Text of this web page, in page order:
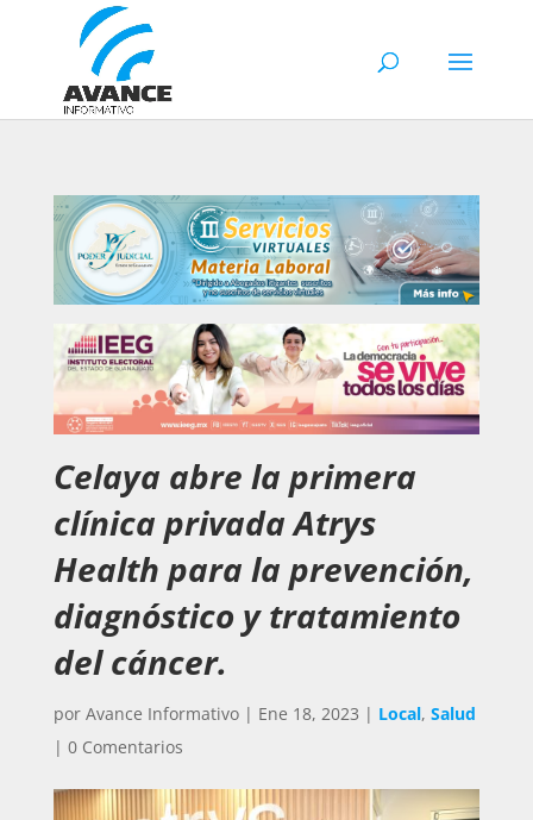
Celaya abre la primera
clínica privada Atrys
Health para la prevención,
diagnóstico y tratamiento
del cáncer.
por Avance Informativo| Ene 18, 2023 | Local, Salud
| 0 Comentarios